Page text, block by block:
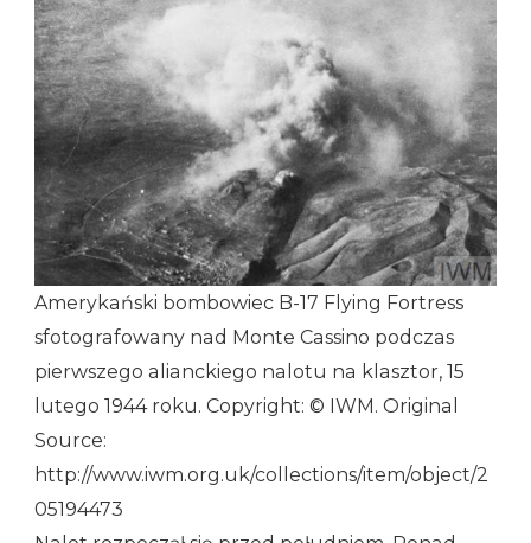
Amerykański bombowiec B-17 Flying Fortress
sfotografowany nad Monte Cassino podczas
pierwszego alianckiego nalotu na klasztor, 15
lutego 1944 roku. Copyright: © IWM. Original
Source:
http://www.iwm.org.uk/collections/item/object/2
05194473